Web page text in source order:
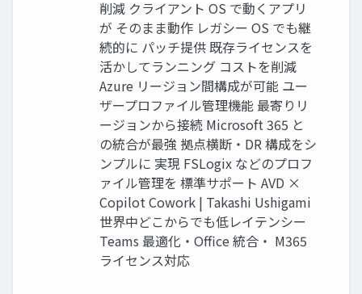
削減 クライアント OS で動くアプリ
が そのまま動作 レガシー OS でも継
続的に パッチ提供 既存ライセンスを
活かしてランニング コストを削減
Azure リージョン間構成が可能 ユー
ザープロファイル管理機能 最寄りリ
ージョンから接続 Microsoft 365 と
の統合が最強 拠点横断・DR 構成をシ
ンプルに 実現 FSLogix などのプロフ
ァイル管理を 標準サポート AVD ×
Copilot Cowork | Takashi Ushigami
世界中どこからでも低レイテンシー
Teams 最適化・Office 統合・ M365
ライセンス対応